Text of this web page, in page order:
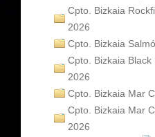
Cpto. Bizkaia
2026
Cpto. Bizkaia
Cpto. Bizkaia Black
2026
Cpto. Bizkaia Mar
Cpto. Bizkaia Mar
2026